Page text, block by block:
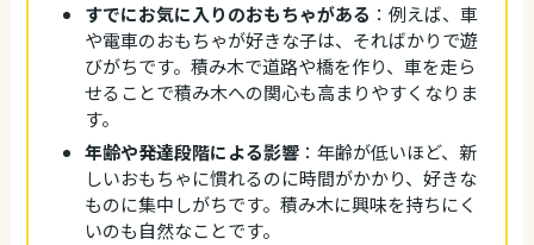
すでにお気に入りのおもちゃがある ：例えば、車
や電車のおもちゃが好きな子は、そればかりで遊
びがちです。積み木で道路や橋を作り、車を走ら
せることで積み木への関心も高まりやすくなりま
す。
年齢や発達段階による影響：年齢が低いほど、新
しいおもちゃに慣れるのに時間がかかり、好きな
ものに集中しがちです。積み木に興味を持ちにく
いのも自然なことです。